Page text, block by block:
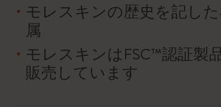
モレスキンの歴史を記し
属
モレスキンはFSC™認証製
販売しています